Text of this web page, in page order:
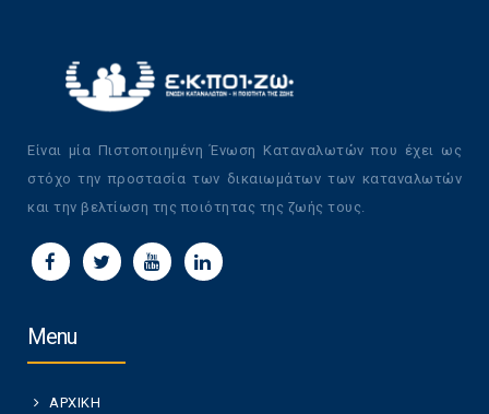
Είναι μία Πιστοποιημένη Ένωση Καταναλωτών που έχει ως
στόχο την προστασία των δικαιωμάτων των καταναλωτών
και την βελτίωση της ποιότητας της ζωής τους.
Menu
ΑΡΧΙΚΗ